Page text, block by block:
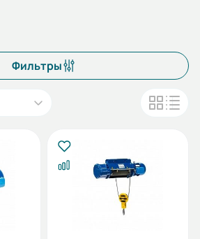
Фильтры